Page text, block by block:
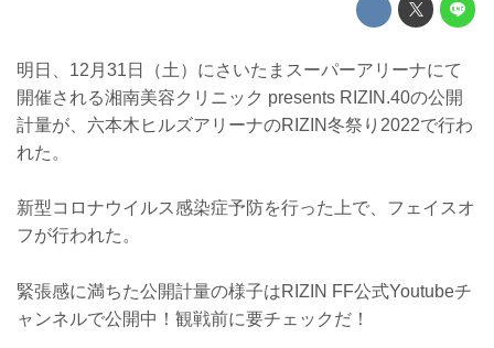
明日、12月31日（土）にさいたまスーパーアリーナにて
開催される湘南美容クリニック presents RIZIN.40の公開
計量が、六本木ヒルズアリーナのRIZIN冬祭り2022で行わ
れた。
新型コロナウイルス感染症予防を行った上で、フェイスオ
フが行われた。
緊張感に満ちた公開計量の様子はRIZIN FF公式Youtubeチ
ャンネルで公開中！観戦前に要チェックだ！